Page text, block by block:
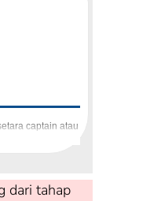
captain atau
dari tahap